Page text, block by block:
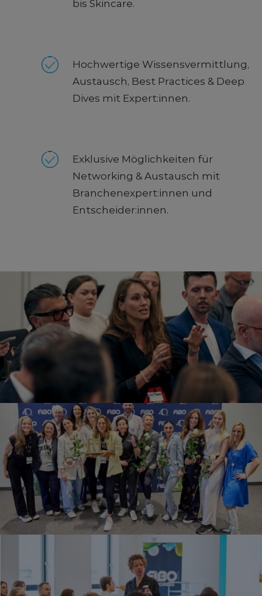
bis Skincare.
Hochwertige Wissensvermittlung,
Austausch, Best Practices & Deep
Dives mit Expert:innen.
Exklusive Möglichkeiten für
Networking & Austausch mit
Branchenexpert:innen und
Entscheider:innen.